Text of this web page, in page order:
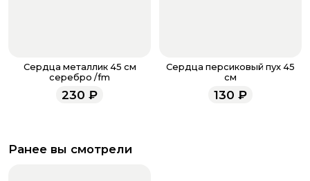
Сердца металлик 45 см
серебро /fm
230 ₽
Сердца персиковый пух 45
см
130 ₽
Ранее вы смотрели